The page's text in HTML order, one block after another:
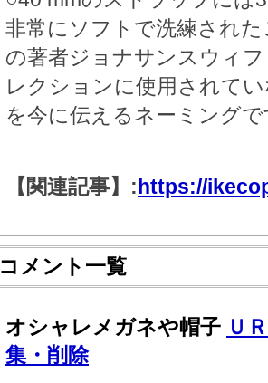
非常にソフトで洗練され
の著者ジョナサンスウィ
レクションに使用されて
を今に伝えるネーミング
【関連記事】:https://
コメント一覧
オシャレメガネや帽子 Ｕ
集・削除